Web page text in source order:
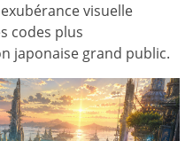
visuelle
codes plus
japonaise grand public.